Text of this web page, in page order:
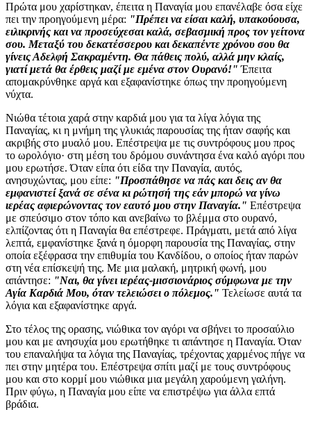
Πρώτα μου χαρίστηκαν, έπειτα η Παναγία μου επανέλαβε όσα είχε
πει την προηγούμενη μέρα: "Πρέπει να είσαι καλή, υπακούουσα,
ειλικρινής και να προσεύχεσαι καλά, σεβασμική προς τον γείτονα
σου. Μεταξύ του δεκατέσσερου και δεκαπέντε χρόνου σου θα
γίνεις Αδελφή Σακραμέντη. Θα πάθεις πολύ, αλλά μην κλαίς,
γιατί μετά θα έρθεις μαζί με εμένα στον Ουρανό!" Έπειτα
απομακρύνθηκε αργά και εξαφανίστηκε όπως την προηγούμενη
νύχτα.
Νιώθα τέτοια χαρά στην καρδιά μου για τα λίγα λόγια της
Παναγίας, κι η μνήμη της γλυκιάς παρουσίας της ήταν σαφής και
ακριβής στο μυαλό μου. Επέστρεψα με τις συντρόφους μου προς
το ωρολόγιο· στη μέση του δρόμου συνάντησα ένα καλό αγόρι που
μου ερωτήσε. Όταν είπα ότι είδα την Παναγία, αυτός,
ανησυχώντας, μου είπε: "Προσπάθησε να πάς και δεις αν θα
εμφανιστεί ξανά σε σένα κι ρώτησή της εάν μπορώ να γίνω
ιερέας αφιερώνοντας τον εαυτό μου στην Παναγία." Επέστρεψα
με σπεύσιμο στον τόπο και ανεβαίνω το βλέμμα στο ουρανό,
ελπίζοντας ότι η Παναγία θα επέστρεφε. Πράγματι, μετά από λίγα
λεπτά, εμφανίστηκε ξανά η όμορφη παρουσία της Παναγίας, στην
οποία εξέφρασα την επιθυμία του Κανδίδου, ο οποίος ήταν παρών
στη νέα επίσκεψή της. Με μια μαλακή, μητρική φωνή, μου
απάντησε: "Ναι, θα γίνει ιερέας-μισσιονάριος σύμφωνα με την
Αγία Καρδιά Μου, όταν τελειώσει ο πόλεμος." Τελείωσε αυτά τα
λόγια και εξαφανίστηκε αργά.
Στο τέλος της ορασης, νιώθικα τον αγόρι να σβήνει το προσαύλιο
μου και με ανησυχία μου ερωτήθηκε τι απάντησε η Παναγία. Όταν
του επαναλήψα τα λόγια της Παναγίας, τρέχοντας χαρμένος πήγε να
πει στην μητέρα του. Επέστρεψα σπίτι μαζί με τους συντρόφους
μου και στο κορμί μου νιώθικα μια μεγάλη χαρούμενη γαλήνη.
Πριν φύγω, η Παναγία μου είπε να επιστρέψω για άλλα επτά
βράδια.